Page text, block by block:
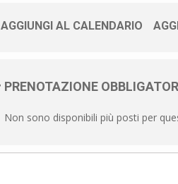
AGGIUNGI AL CALENDARIO
PRENOTAZIONE
Non sono disponibili più posti per